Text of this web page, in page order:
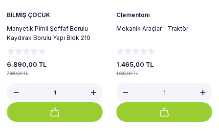
BİLMİŞ ÇOCUK
Manyetik Pimli Şeffaf Borulu
Kaydırak Borulu Yapı Blok 210
Parça Magnetic Tiles
6.890,00 TL
7.860,00 TL
Yeni
Clementoni
Mekanik Araçlar - Traktör
1.465,00 TL
1.680,00 TL